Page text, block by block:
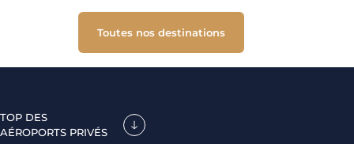
Toutes nos destinations
TOP DES
AÉROPORTS PRIVÉS